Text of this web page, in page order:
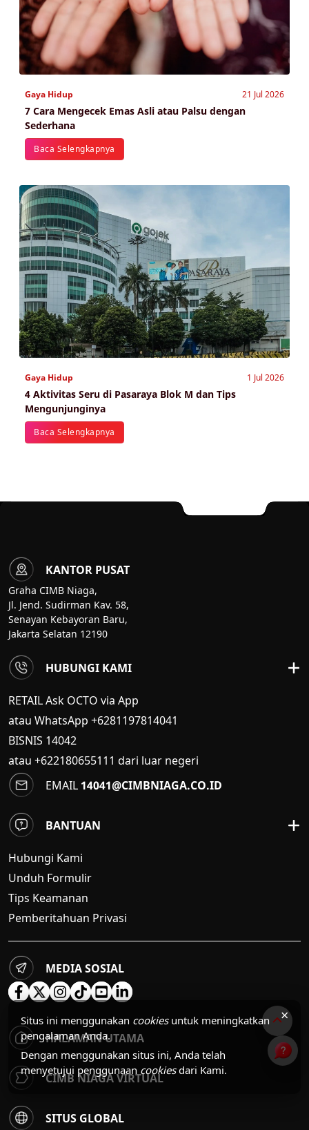
×
Situs ini menggunakan cookiesuntuk meningkatkan
pengalaman Anda.
Dengan menggunakan situs ini, Anda telah
menyetujui penggunaan cookiesdari Kami.
Gaya Hidup 21 Jul 2026
7 Cara Mengecek Emas Asli atau Palsu dengan
Sederhana
Baca Selengkapnya
Gaya Hidup 1 Jul 2026
4 Aktivitas Seru di Pasaraya Blok M dan Tips
Mengunjunginya
Baca Selengkapnya
KANTOR PUSAT
Graha CIMB Niaga,
Jl. Jend. Sudirman Kav. 58,
Senayan Kebayoran Baru,
Jakarta Selatan 12190
HUBUNGI KAMI
RETAIL Ask OCTO via App
atau WhatsApp +6281197814041
BISNIS 14042
atau +622180655111 dari luar negeri
EMAIL 14041@CIMBNIAGA.CO.ID
BANTUAN
Hubungi Kami
Unduh Formulir
Tips Keamanan
Pemberitahuan Privasi
MEDIA SOSIAL
HALAMAN UTAMA
CIMB NIAGA VIRTUAL
SITUS GLOBAL